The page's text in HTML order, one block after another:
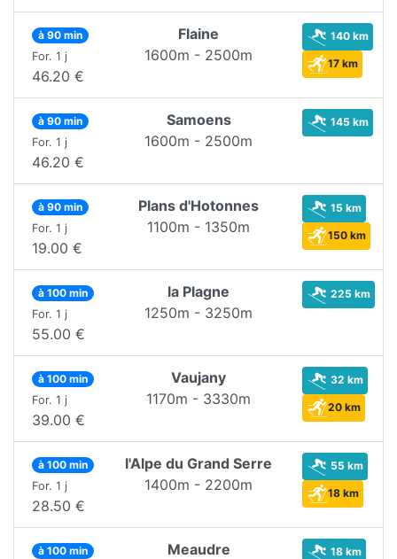
à 90 min
For. 1 j
46.20 €
Flaine
1600m - 2500m
140 km
17 km
à 90 min
For. 1 j
46.20 €
Samoens
1600m - 2500m
145 km
à 90 min
For. 1 j
19.00 €
Plans d'Hotonnes
1100m - 1350m
15 km
150 km
à 100 min
For. 1 j
55.00 €
la Plagne
1250m - 3250m
225 km
à 100 min
For. 1 j
39.00 €
Vaujany
1170m - 3330m
32 km
20 km
à 100 min
For. 1 j
28.50 €
l'Alpe du Grand Serre
1400m - 2200m
55 km
18 km
à 100 min
Meaudre
18 km